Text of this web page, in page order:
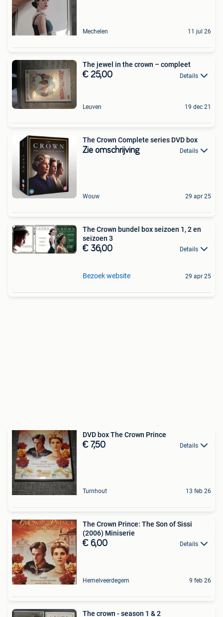
Mechelen 11 jul 26
The jewel in the crown – compleet
€ 25,00 Details
Leuven 19 dec 21
The Crown Complete series DVD box
Zie omschrijving Details
Wouw 29 apr 25
The Crown bundel box seizoen 1, 2 en
seizoen 3
€ 36,00 Details
Bezoek website 29 apr 25
DVD box The Crown Prince
€ 7,50 Details
Turnhout 13 feb 26
The Crown Prince: The Son of Sissi
(2006) Miniserie
€ 6,00 Details
Hemelveerdegem 9 feb 26
The crown - season 1 & 2